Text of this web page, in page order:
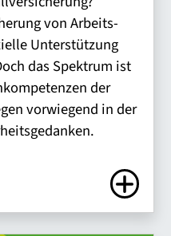
von Arbeits-
Unterstützung
das Spektrum ist
der
vorwiegend in der
Zum Artikel